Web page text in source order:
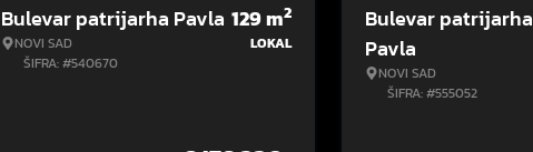
Bulevar patrijarha Pavla
NOVI SAD
ŠIFRA: #540670
129m2
LOKAL
Bulevar patrijarha
Pavla
NOVI SAD
ŠIFRA: #555052